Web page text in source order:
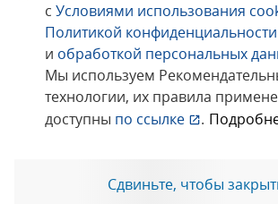
с Условиями использования
Политикой конфиденциальности
и обработкой персональных
Мы используем
технологии, их правила
доступны по ссылке .
Сдвиньте, чтобы
© 1998−2026 «1С‑Рарус» ®.
защищены.
Сообщить об
Позвоните мне